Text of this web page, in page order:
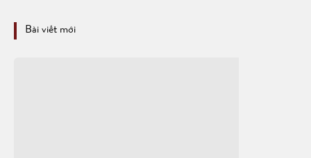
Bài viết mới